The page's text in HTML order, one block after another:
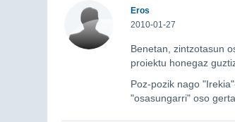
Eros
2010-01-27
Benetan, zintzotasun
proiektu honegaz
Poz-pozik nago
"osasungarri" oso